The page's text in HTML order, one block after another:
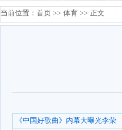
当前位置： 首页 >> 体育 >> 正文
《中国好歌曲》内幕大曝光李荣